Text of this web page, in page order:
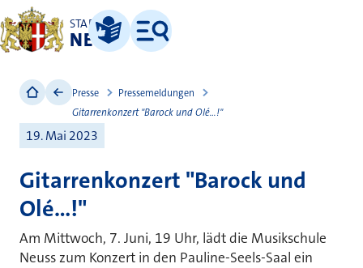
STADT
NEUSS
Leichte Sprache
Menü
Presse
Pressemeldungen
Gitarrenkonzert "Barock und Ole´...!"
19. Mai 2023
Gitarrenkonzert "Barock und
Ole´...!"
Am Mittwoch, 7. Juni, 19 Uhr, lädt die Musikschule
Neuss zum Konzert in den Pauline-Seels-Saal ein